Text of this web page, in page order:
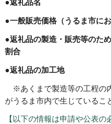
●返礼品名
●一般販売価格（うるま市に
●返礼品の製造・販売等のた
割合
●返礼品の加工地
※あくまで製造等の工程の
がうるま市内で生じているこ
【以下の情報は申請や公表の